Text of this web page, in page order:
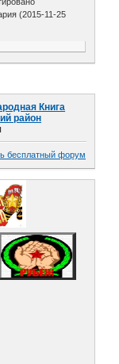
(2015-11-25
Книга
район
бесплатный форум